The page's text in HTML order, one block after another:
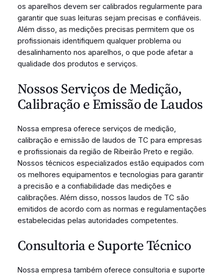
os aparelhos devem ser calibrados regularmente para
garantir que suas leituras sejam precisas e confiáveis.
Além disso, as medições precisas permitem que os
profissionais identifiquem qualquer problema ou
desalinhamento nos aparelhos, o que pode afetar a
qualidade dos produtos e serviços.
Nossos Serviços de Medição,
Calibração e Emissão de Laudos
Nossa empresa oferece serviços de medição,
calibração e emissão de laudos de TC para empresas
e profissionais da região de Ribeirão Preto e região.
Nossos técnicos especializados estão equipados com
os melhores equipamentos e tecnologias para garantir
a precisão e a confiabilidade das medições e
calibrações. Além disso, nossos laudos de TC são
emitidos de acordo com as normas e regulamentações
estabelecidas pelas autoridades competentes.
Consultoria e Suporte Técnico
Nossa empresa também oferece consultoria e suporte